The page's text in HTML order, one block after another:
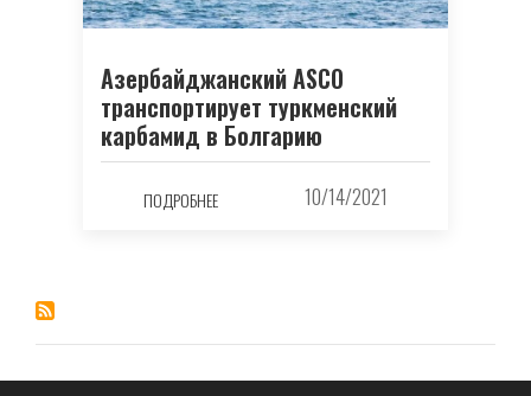
Азербайджанский ASCO
транспортирует туркменский
карбамид в Болгарию
ПОДРОБНЕЕ 10/14/2021